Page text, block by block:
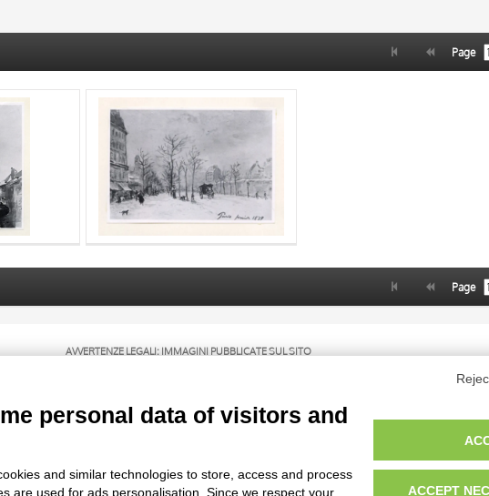
Page
Page
AVVERTENZE LEGALI: IMMAGINI PUBBLICATE SUL SITO
diritto d’autore, legge 22 aprile 1941 n. 633. I diritti degli autori, degli artisti e dei fotografi che
personal data of visitors and
and similar technologies to store, access and process
are used for ads personalisation. Since we respect your
ACCEPT